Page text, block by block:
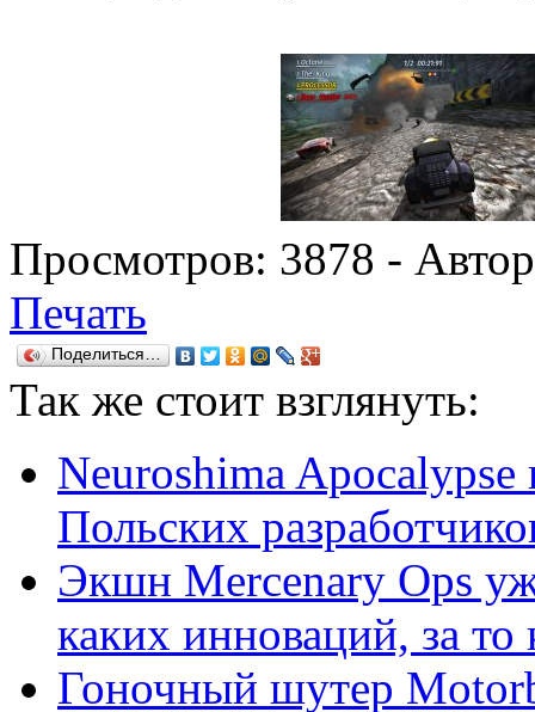
Просмотров: 3878 -
Печать
Поделиться…
Так же стоит взглянуть:
Neuroshima
Польских
Экшн Mercenary Ops
каких инноваций, за то
Гоночный шутер